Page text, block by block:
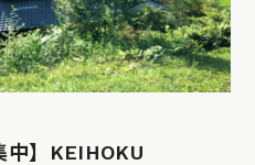
中】KEIHOKU